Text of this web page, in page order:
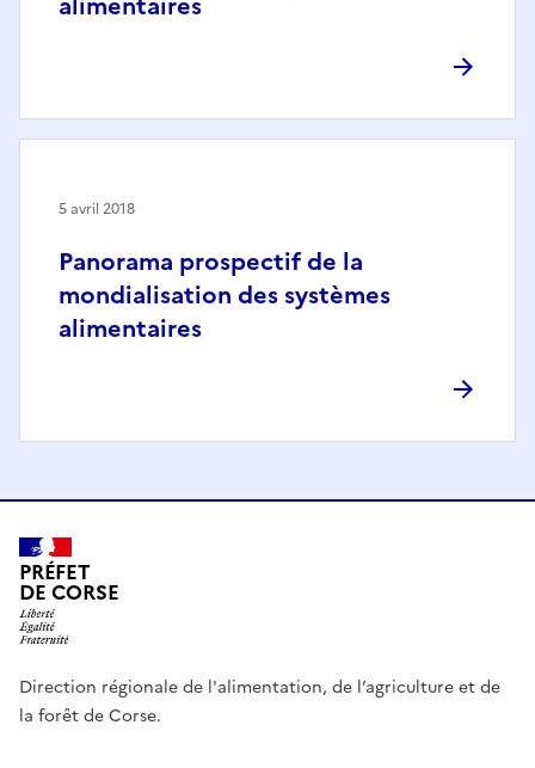
Panorama prospectif de la
mondialisation des systèmes
alimentaires
5 avril 2018
PRÉFET
DE CORSE
Direction régionale de l'alimentation, de l’agriculture et de
la forêt de Corse.